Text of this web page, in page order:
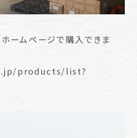
ームページで購入できま
products/list?